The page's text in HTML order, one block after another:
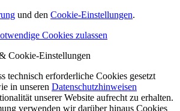
und den Cookie-Einstellungen.
Cookies zulassen
Cookie-Einstellungen
technisch erforderliche Cookies gesetzt
in unseren Datenschutzhinweisen
unserer Website aufrecht zu erhalten.
verwenden wir darüber hinaus Cookies